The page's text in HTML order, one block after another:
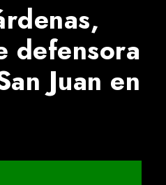
defensora
Juan en